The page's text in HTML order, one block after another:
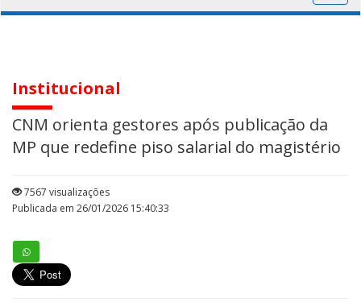
Institucional
CNM orienta gestores após publicação da
MP que redefine piso salarial do magistério
7567 visualizações
Publicada em 26/01/2026 15:40:33